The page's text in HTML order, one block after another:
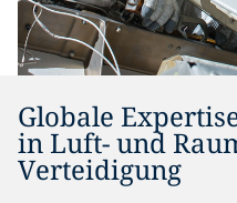
Globale
in Luft- und
Verteidigung